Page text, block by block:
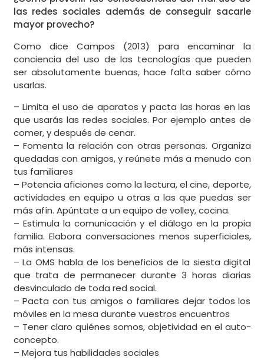
las redes sociales además de conseguir sacarle
mayor provecho?
Como dice Campos (2013) para encaminar la
conciencia del uso de las tecnologías que pueden
ser absolutamente buenas, hace falta saber cómo
usarlas.
– Limita el uso de aparatos y pacta las horas en las
que usarás las redes sociales. Por ejemplo antes de
comer, y después de cenar.
– Fomenta la relación con otras personas. Organiza
quedadas con amigos, y reúnete más a menudo con
tus familiares
– Potencia aficiones como la lectura, el cine, deporte,
actividades en equipo u otras a las que puedas ser
más afín. Apúntate a un equipo de volley, cocina.
– Estimula la comunicación y el diálogo en la propia
familia. Elabora conversaciones menos superficiales,
más intensas.
– La OMS habla de los beneficios de la siesta digital
que trata de permanecer durante 3 horas diarias
desvinculado de toda red social.
– Pacta con tus amigos o familiares dejar todos los
móviles en la mesa durante vuestros encuentros
– Tener claro quiénes somos, objetividad en el auto-
concepto.
– Mejora tus habilidades sociales